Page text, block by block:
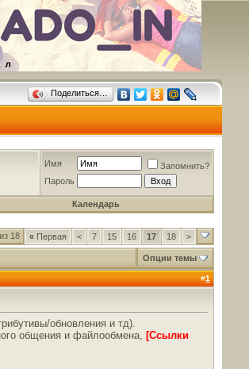
Поделиться…
Имя
Запомнить?
Пароль
Календарь
18 « Первая < 7 15 16 17 18 >
Опции темы
#1
обновления и тд).
общения и файлообмена, [Ссылки